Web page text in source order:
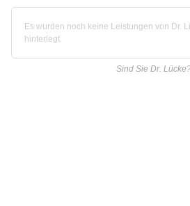
Es wurden noch keine Leistungen von Dr.
hinterlegt.
Sind Sie Dr.